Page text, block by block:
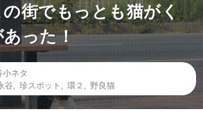
街でもっとも猫がく
った！
小ネタ
谷 珍スポット 環２ 野良猫